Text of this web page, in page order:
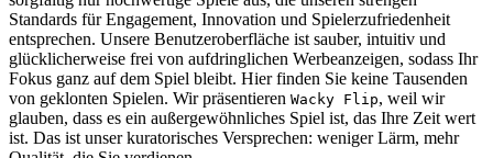
Standards für Engagement, Innovation und Spielerzufriedenheit
entsprechen. Unsere Benutzeroberfläche ist sauber, intuitiv und
glücklicherweise frei von aufdringlichen Werbeanzeigen, sodass Ihr
Fokus ganz auf dem Spiel bleibt. Hier finden Sie keine Tausenden
von geklonten Spielen. Wir präsentieren Wacky Flip, weil wir
glauben, dass es ein außergewöhnliches Spiel ist, das Ihre Zeit wert
ist. Das ist unser kuratorisches Versprechen: weniger Lärm, mehr